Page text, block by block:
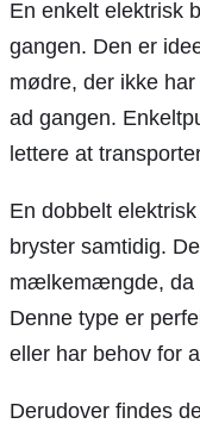
En enkelt elektrisk
gangen. Den er
mødre, der ikke
ad gangen.
lettere at
En dobbelt
bryster samtidig.
mælkemængde, da
Denne type er
eller har behov for
Derudover findes